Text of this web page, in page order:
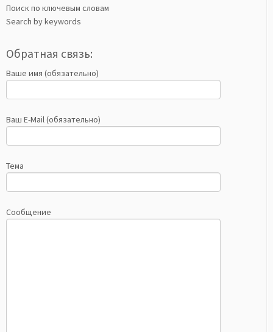
Поиск по ключевым словам
Search by keywords
Обратная связь:
Ваше имя (обязательно)
Ваш E-Mail (обязательно)
Тема
Сообщение